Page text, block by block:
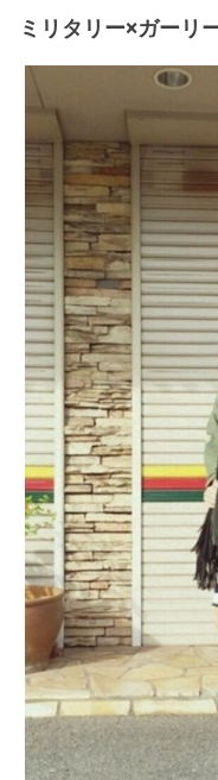
ミリタリー×ガーリ